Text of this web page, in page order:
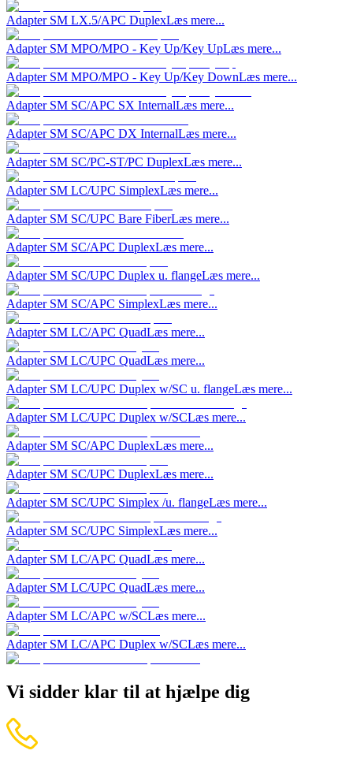
Adapter SM LX.5/APC DuplexLæs mere...
Adapter SM MPO/MPO - Key Up/Key UpLæs mere...
Adapter SM MPO/MPO - Key Up/Key DownLæs mere...
Adapter SM SC/APC SX InternalLæs mere...
Adapter SM SC/APC DX InternalLæs mere...
Adapter SM SC/PC-ST/PC DuplexLæs mere...
Adapter SM LC/UPC SimplexLæs mere...
Adapter SM SC/UPC Bare FiberLæs mere...
Adapter SM SC/APC DuplexLæs mere...
Adapter SM SC/UPC Duplex u. flangeLæs mere...
Adapter SM SC/APC SimplexLæs mere...
Adapter SM LC/APC QuadLæs mere...
Adapter SM LC/UPC QuadLæs mere...
Adapter SM LC/UPC Duplex w/SC u. flangeLæs mere...
Adapter SM LC/UPC Duplex w/SCLæs mere...
Adapter SM SC/APC DuplexLæs mere...
Adapter SM SC/UPC DuplexLæs mere...
Adapter SM SC/UPC Simplex /u. flangeLæs mere...
Adapter SM SC/UPC SimplexLæs mere...
Adapter SM LC/APC QuadLæs mere...
Adapter SM LC/UPC QuadLæs mere...
Adapter SM LC/APC w/SCLæs mere...
Adapter SM LC/APC Duplex w/SCLæs mere...
Vi sidder klar til at hjælpe dig